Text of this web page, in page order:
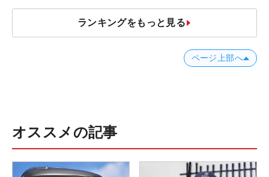
ランキングをもっと見る
ページ上部へ
オススメの記事